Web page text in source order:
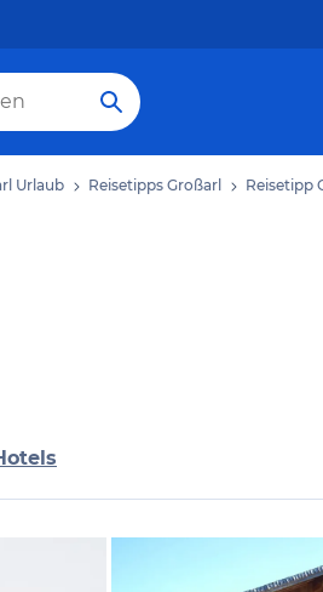
Urlaub Reisetipps Großarl Reisetipp